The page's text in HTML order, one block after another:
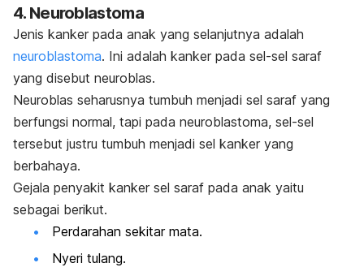
4. Neuroblastoma
Jenis kanker pada anak yang selanjutnya adalah
neuroblastoma. Ini adalah kanker pada sel-sel saraf
yang disebut neuroblas.
Neuroblas seharusnya tumbuh menjadi sel saraf yang
berfungsi normal, tapi pada neuroblastoma, sel-sel
tersebut justru tumbuh menjadi sel kanker yang
berbahaya.
Gejala penyakit kanker sel saraf pada anak yaitu
sebagai berikut.
Perdarahan sekitar mata.
Nyeri tulang.